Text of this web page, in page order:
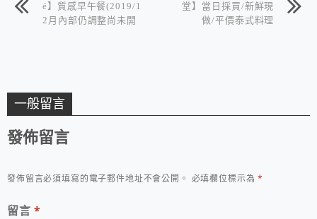
é】質感早午餐(2019/1
2月內部仍調整尚未開
堂】當日採買/新鮮現
做/平價泰式料理
一般留言
發佈留言
發佈留言必須填寫的電子郵件地址不會公開。 必填欄位標示為*
留言 *